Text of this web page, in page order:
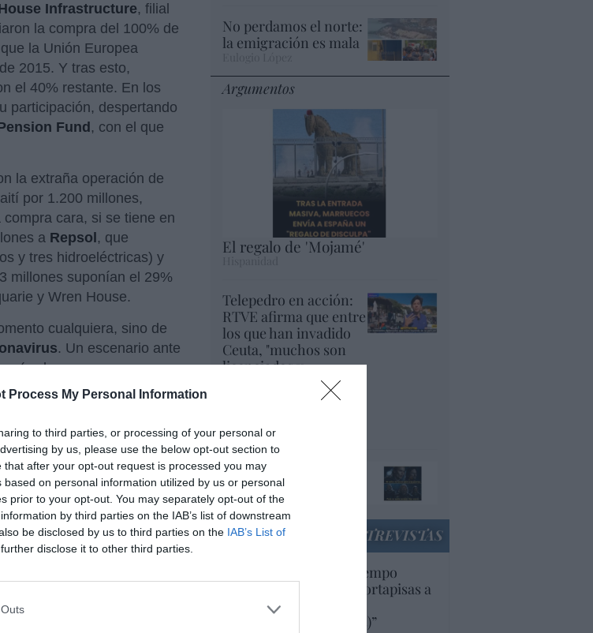
Process My Personal Information
to third parties, or processing of your personal or
by us, please use the below opt-out section to
after your opt-out request is processed you may
on personal information utilized by us or personal
prior to your opt-out. You may separately opt-out of the
by third parties on the IAB’s list of downstream
be disclosed by us to third parties on the IAB’s List of
disclose it to other third parties.
Infrastructure, filial
la compra del 100% de
la Unión Europea
2015. Y tras esto,
el 40% restante. En los
participación, despertando
Fund , con el que
la extraña operación de
por 1.200 millones,
cara, si se tiene en
a Repsol , que
y tres hidroeléctricas) y
millones suponían el 29%
y Wren House.
cualquiera, sino de
. Un escenario ante
(ya hay
y que además,
estratégicos (
, en Telefónica) o
de Asuntos
, señaló en rueda de
eran los sectores
agua y telecos).
cada dia
No perdamos el norte:
la emigración es mala
Argumentos
El regalo de 'Mojamé'
Telepedro en acción:
RTVE afirma que entre
los que han invadido
Ceuta, "muchos son
licenciados y
diplomados, que están
huyendo de su país
Hispanidad
Cuando el orco llame a
tu puerta, ábresela
Redacción
ENTREVISTAS
“Europa lleva mucho tiempo
poniendo aranceles y cortapisas a
productos y compañías
americanas (y europeas)”